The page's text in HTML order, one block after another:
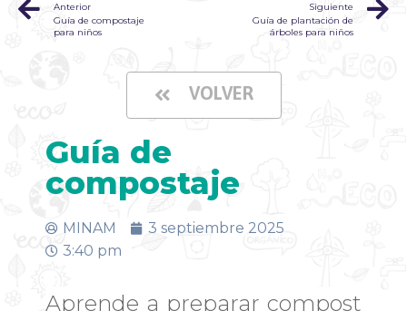
Anterior
Guía de compostaje
para niños
Siguiente
Guía de plantación de
árboles para niños
VOLVER
Guía de
compostaje
MINAM
3 septiembre 2025
3:40 pm
Aprende a preparar compost